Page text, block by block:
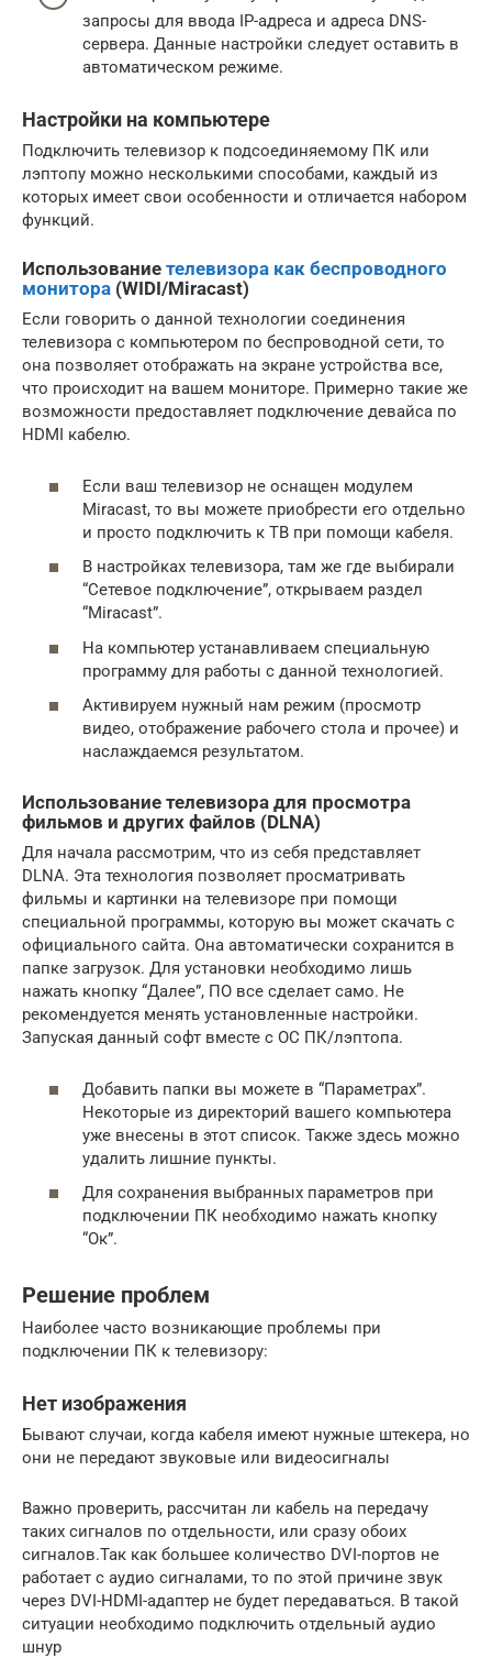
запросы для ввода IP-адреса и адреса DNS-
сервера. Данные настройки следует оставить в
автоматическом режиме.
Настройки на компьютере
Подключить телевизор к подсоединяемому ПК или
лэптопу можно несколькими способами, каждый из
которых имеет свои особенности и отличается набором
функций.
Использование телевизора как беспроводного
монитора (WIDI/Miracast)
Если говорить о данной технологии соединения
телевизора с компьютером по беспроводной сети, то
она позволяет отображать на экране устройства все,
что происходит на вашем мониторе. Примерно такие же
возможности предоставляет подключение девайса по
HDMI кабелю.
Если ваш телевизор не оснащен модулем
Miracast, то вы можете приобрести его отдельно
и просто подключить к ТВ при помощи кабеля.
В настройках телевизора, там же где выбирали
“Сетевое подключение”, открываем раздел
“Miracast”.
На компьютер устанавливаем специальную
программу для работы с данной технологией.
Активируем нужный нам режим (просмотр
видео, отображение рабочего стола и прочее) и
наслаждаемся результатом.
Использование телевизора для просмотра
фильмов и других файлов (DLNA)
Для начала рассмотрим, что из себя представляет
DLNA. Эта технология позволяет просматривать
фильмы и картинки на телевизоре при помощи
специальной программы, которую вы может скачать с
официального сайта. Она автоматически сохранится в
папке загрузок. Для установки необходимо лишь
нажать кнопку “Далее”, ПО все сделает само. Не
рекомендуется менять установленные настройки.
Запуская данный софт вместе с ОС ПК/лэптопа.
Добавить папки вы можете в “Параметрах”.
Некоторые из директорий вашего компьютера
уже внесены в этот список. Также здесь можно
удалить лишние пункты.
Для сохранения выбранных параметров при
подключении ПК необходимо нажать кнопку
“Ок”.
Решение проблем
Наиболее часто возникающие проблемы при
подключении ПК к телевизору:
Нет изображения
Бывают случаи, когда кабеля имеют нужные штекера, но
они не передают звуковые или видеосигналы
Важно проверить, рассчитан ли кабель на передачу
таких сигналов по отдельности, или сразу обоих
сигналов.Так как большее количество DVI-портов не
работает с аудио сигналами, то по этой причине звук
через DVI-HDMI-адаптер не будет передаваться. В такой
ситуации необходимо подключить отдельный аудио
шнур